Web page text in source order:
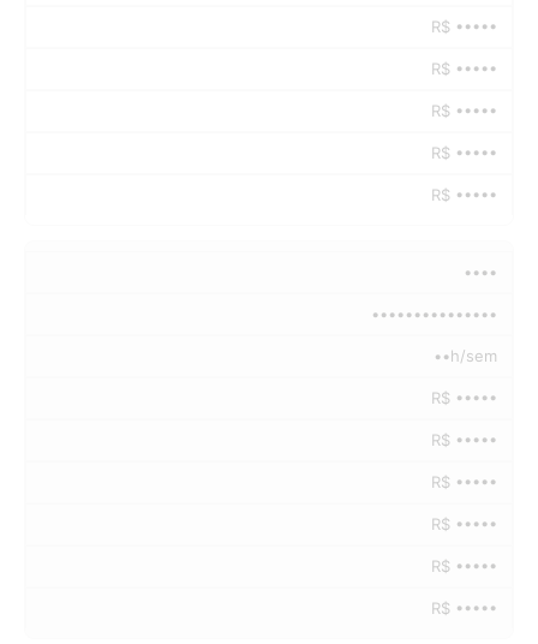
R$ •••••
R$ •••••
R$ •••••
R$ •••••
R$ •••••
••••
•••••••••••••••
••h/sem
R$ •••••
R$ •••••
R$ •••••
R$ •••••
R$ •••••
R$ •••••